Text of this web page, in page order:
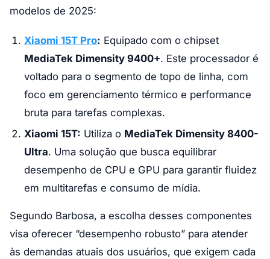
modelos de 2025:
Xiaomi 15T Pro: Equipado com o chipset
MediaTek Dimensity 9400+. Este processador é
voltado para o segmento de topo de linha, com
foco em gerenciamento térmico e performance
bruta para tarefas complexas.
Xiaomi 15T: Utiliza o MediaTek Dimensity 8400-
Ultra. Uma solução que busca equilibrar
desempenho de CPU e GPU para garantir fluidez
em multitarefas e consumo de mídia.
Segundo Barbosa, a escolha desses componentes
visa oferecer “desempenho robusto” para atender
às demandas atuais dos usuários, que exigem cada